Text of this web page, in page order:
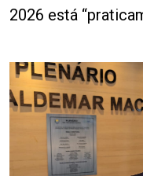
2026 está